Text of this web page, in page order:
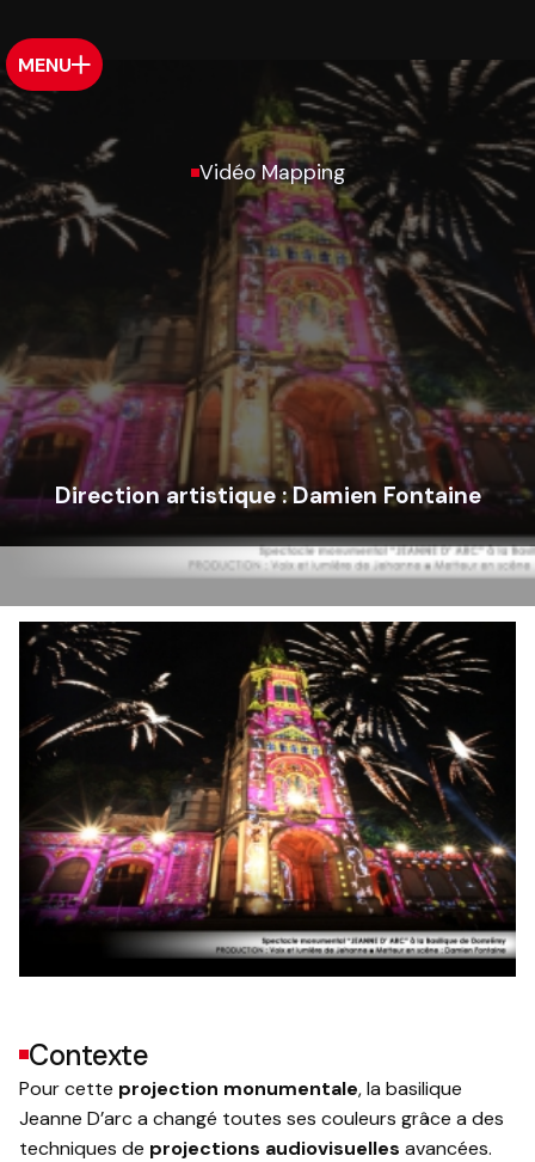
MENU
Vidéo Mapping
Direction artistique :Damien Fontaine
Contexte
Pour cette projection monumentale, la basilique
Jeanne D’arc a changé toutes ses couleurs grâce a des
techniques de projections audiovisuelles avancées.